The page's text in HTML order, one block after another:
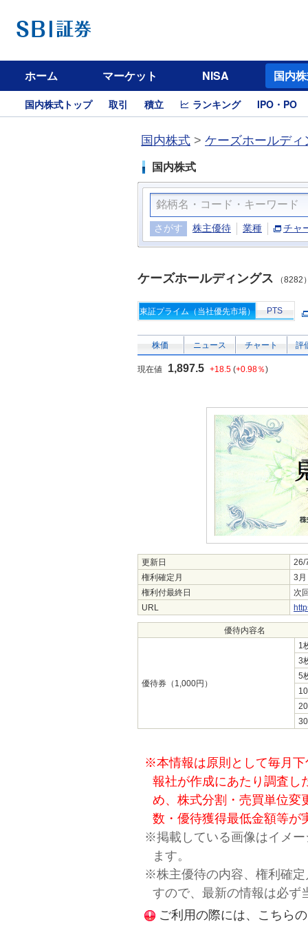
ホーム マーケット NISA 国内
国内株式トップ 取引 積立 ランキング IPO・PO
国内株式 > ケーズホールデ
国内株式
さがす 株主優待 業種 チャ
ケーズホールディングス （8282
東証プライム（当社優先市場） PTS
株価 ニュース チャート 評
現在値 1,897.5 +18.5 (+0.98％)
更新日
26/
権利確定月
3
権利付最終日
次
URL
優待内容名
優待券（1,000円）
1
3
5
※本情報は原則として毎月
報社が作成にあたり調査し
め、株式分割・売買単位変
数・優待獲得最低金額等が
※掲載している画像はイメ
ます。
※株主優待の内容、権利確
すので、最新の情報は必ず
ご利用の際には、こちら